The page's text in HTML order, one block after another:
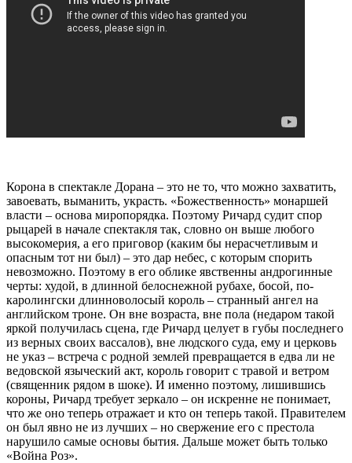
Корона в спектакле Дорана – это не то, что можно захватить,
завоевать, выманить, украсть. «Божественность» монаршей
власти – основа миропорядка. Поэтому Ричард судит спор
рыцарей в начале спектакля так, словно он выше любого
высокомерия, а его приговор (каким бы нерасчетливым и
опасным тот ни был) – это дар небес, с которым спорить
невозможно. Поэтому в его облике явственны андрогинные
черты: худой, в длинной белоснежной рубахе, босой, по-
каролингски длинноволосый король – странный ангел на
английском троне. Он вне возраста, вне пола (недаром такой
яркой получилась сцена, где Ричард целует в губы последнего
из верных своих вассалов), вне людского суда, ему и церковь
не указ – встреча с родной землей превращается в едва ли не
ведовской языческий акт, король говорит с травой и ветром
(священник рядом в шоке). И именно поэтому, лишившись
короны, Ричард требует зеркало – он искренне не понимает,
что же оно теперь отражает и кто он теперь такой. Правителем
он был явно не из лучших – но свержение его с престола
нарушило самые основы бытия. Дальше может быть только
«Война Роз».